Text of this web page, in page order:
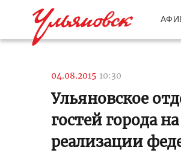
04.08.2015 10:30
Ульяновское
гостей города
реализации